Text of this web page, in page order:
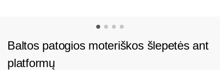
Baltos patogios moteriškos šlepetės ant
platformų